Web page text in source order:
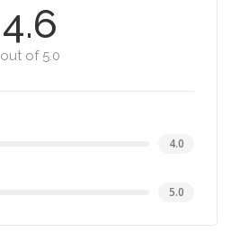
4.6
out of 5.0
4.0
5.0